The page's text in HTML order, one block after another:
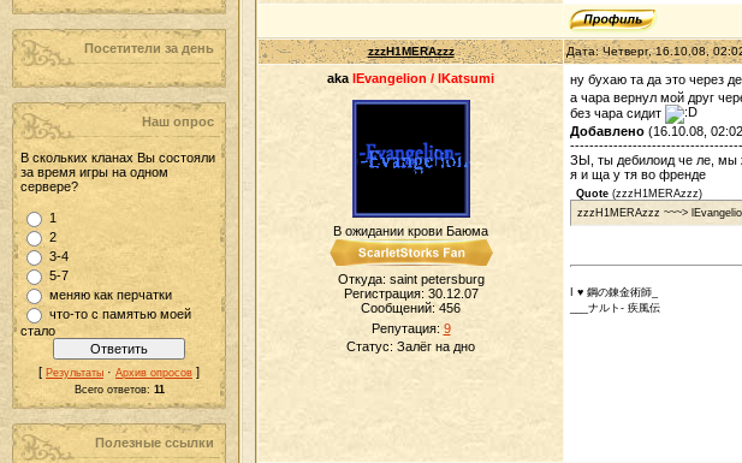
Посетители за день
Наш опрос
В скольких кланах Вы состояли
за время игры на одном
сервере?
1
2
3-4
5-7
меняю как перчатки
что-то с памятью моей
стало
[ Результаты · Архив опросов ]
Всего ответов: 11
Полезные ссылки
zzzH1MERAzzz Дата: Четверг, 16.10.08,
aka lEvangelion / lKatsumi
В ожидании крови Баюма
Откуда: saint petersburg
Регистрация: 30.12.07
Сообщений:456
Репутация: 9
Статус: Залёг на дно
ну бухаю та да это через
а чара вернул мой друг
без чара сидит
Добавлено (16.10.08,
ЗЫ, ты дебилоид че ле,
я и ща у тя во френде
Quote (zzzH1MERAzzz)
zzzH1MERAzzz ~~~>
I ♥ 鋼の錬金術師_
___ナルト- 疾風伝